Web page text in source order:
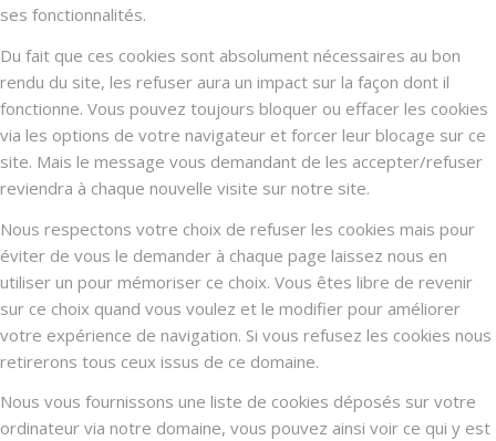
ses fonctionnalités.
Du fait que ces cookies sont absolument nécessaires au bon
rendu du site, les refuser aura un impact sur la façon dont il
fonctionne. Vous pouvez toujours bloquer ou effacer les cookies
via les options de votre navigateur et forcer leur blocage sur ce
site. Mais le message vous demandant de les accepter/refuser
reviendra à chaque nouvelle visite sur notre site.
Nous respectons votre choix de refuser les cookies mais pour
éviter de vous le demander à chaque page laissez nous en
utiliser un pour mémoriser ce choix. Vous êtes libre de revenir
sur ce choix quand vous voulez et le modifier pour améliorer
votre expérience de navigation. Si vous refusez les cookies nous
retirerons tous ceux issus de ce domaine.
Nous vous fournissons une liste de cookies déposés sur votre
ordinateur via notre domaine, vous pouvez ainsi voir ce qui y est